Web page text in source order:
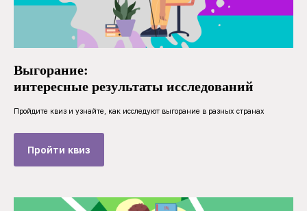
Выгорание:
интересные результаты исследований
Пройдите квиз и узнайте, как исследуют выгорание в разных странах
Пройти квиз